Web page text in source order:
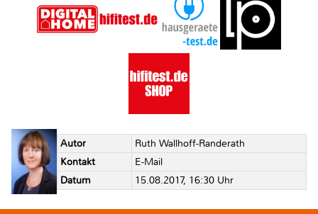
Autor
Ruth Wallhoff-Randerath
Kontakt
E-Mail
Datum
15.08.2017, 16:30 Uhr